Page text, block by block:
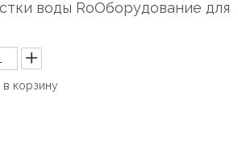
воды RoОборудование для
в корзину